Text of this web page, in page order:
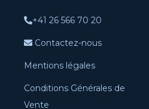
+41 26 566 70 20
Contactez-nous
Mentions légales
Conditions Générales de
Vente